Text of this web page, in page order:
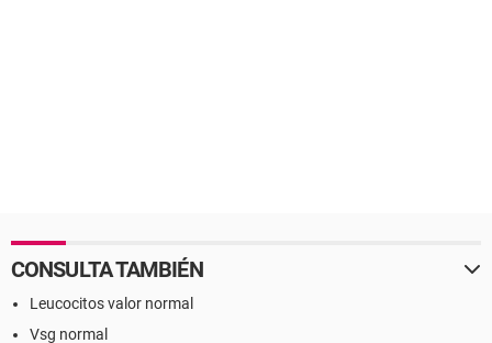
CONSULTA TAMBIÉN
Leucocitos valor normal
Vsg normal